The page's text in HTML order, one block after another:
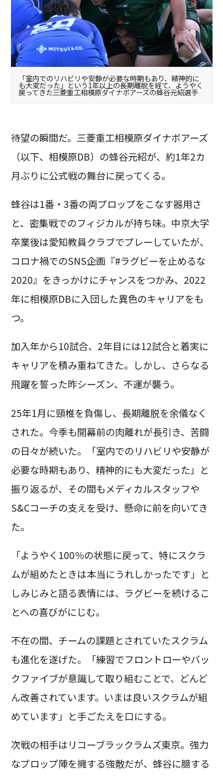
「室内でのリハビリや安静が必要な時期もあり、精神的に
も大変だった」という1年以上の長期離脱を経て、ようやく
戻ってきた三菱重工相模原ダイナボアーズの蜂谷元紹選手
待望の瞬間だ。三菱重工相模原ダイナボアーズ
（以下、相模原DB）の蜂谷元紹が、約1年2カ
月ぶりに公式戦の舞台に戻ってくる。
蜂谷は1番・3番の両プロップをこなす器用さ
と、密集戦でのフィジカルが持ち味。中京大学
卒業後は愛知教員クラブでプレーしていたが、
コロナ禍でのSNS企画『#ラグビーを止めるな
2020』をきっかけにチャンスをつかみ、2022
年に相模原DBに入団した異色のキャリアをも
つ。
加入年から10試合、2年目には12試合と着実に
キャリアを積み重ねてきた。しかし、さらなる
飛躍を誓った昨シーズン、不運が襲う。
25年1月に頸椎を負傷し、長期離脱を余儀なく
された。今季も開幕前の肉離れが長引き、苦闘
の日々が続いた。「室内でのリハビリや安静が
必要な時期もあり、精神的にも大変だった」と
振り返るが、その間もメディカルスタッフや
S&Cコーチの支えを受け、懸命に前を向いてき
た。
「ようやく100％の状態に戻って、特にスクラ
ムが組めたときは本当にうれしかったです」と
しみじみと語る表情には、ラグビーを続けるこ
とへの喜びがにじむ。
不在の間、チームの課題とされていたスクラム
も進化を遂げた。「練習でフロントローやバッ
クファイブが意識して取り組むことで、どんど
ん改善されています。いまは良いスクラムが組
めています」と手ごたえを口にする。
次戦の相手はリコーブラックラムズ東京。強力
なプロップ陣を擁する強敵だが、蜂谷に臆する